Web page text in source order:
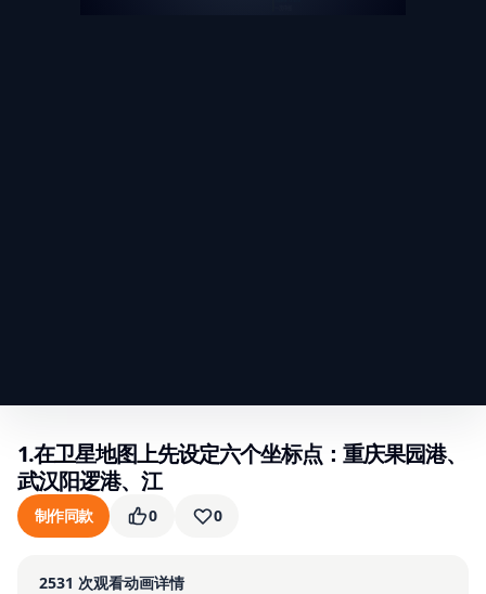
1.在卫星地图上先设定六个坐标点：重庆果园港、
武汉阳逻港、江
制作同款 0 0
2531 次观看动画详情